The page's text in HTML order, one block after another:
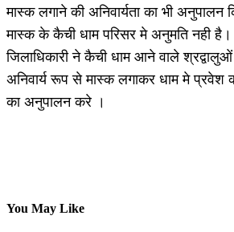
मास्क लगाने की अनिवार्यता का भी अनुपालन
मास्क के कैची धाम परिसर मे अनुमति नही है।
जिलाधिकारी ने कैची धाम आने वाले
अनिवार्य रूप से मास्क लगाकर धाम मे प्रवेश
का अनुपालन करे ।
You May Like